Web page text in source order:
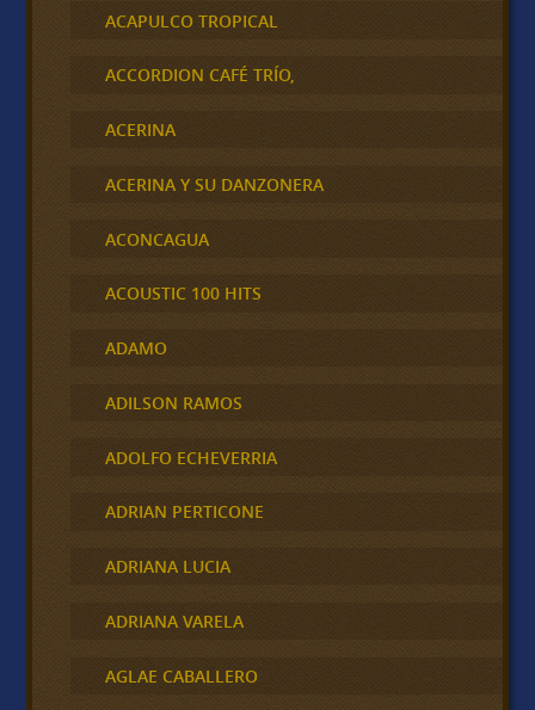
ACAPULCO TROPICAL
ACCORDION CAFÉ TRÍO,
ACERINA
ACERINA Y SU DANZONERA
ACONCAGUA
ACOUSTIC 100 HITS
ADAMO
ADILSON RAMOS
ADOLFO ECHEVERRIA
ADRIAN PERTICONE
ADRIANA LUCIA
ADRIANA VARELA
AGLAE CABALLERO